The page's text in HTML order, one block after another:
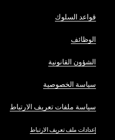
قواعد السلوك
الوظائف
الشؤون القانونية
سياسة الخصوصية
سياسة ملفات تعريف الارتباط
إعدادات ملف تعريف الارتباط